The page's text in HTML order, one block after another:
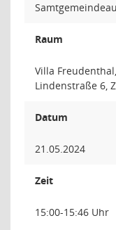
Raum
Villa
Lindenstraße 6,
Datum
21.05.2024
Zeit
15:00-15:46 Uhr